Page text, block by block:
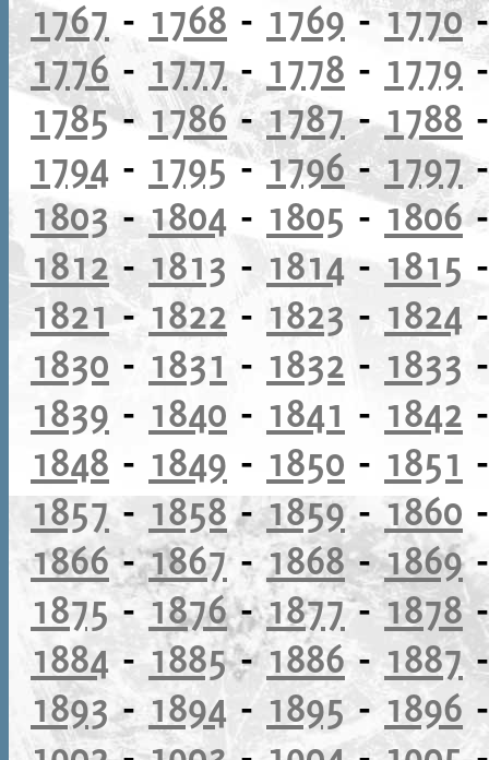
1767 - 1768 - 1769- 1770
1776 - 1777- 1778 - 1779
1785- 1786-1787-1788
1794 - 1795-1796-1797
1803- 1804 - 1805 -1806
1812- 1813 - 1814 - 1815
1821-1822 - 1823 - 1824
1830 - 1831 - 1832 - 1833
1839 - 1840 - 1841 - 1842
1848 - 1849 - 1850 - 1851
1857-1858-1859- 1860
1866-1867-1868-1869
1875 -1876-1877-1878
1884 - 1885-1886- 1887
1893- 1894 - 1895 - 1896